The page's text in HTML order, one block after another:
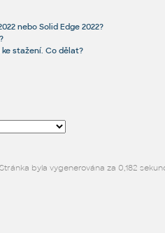
nebo Solid Edge 2022?
stažení. Co dělat?
Stránka byla vygenerována za 0,182